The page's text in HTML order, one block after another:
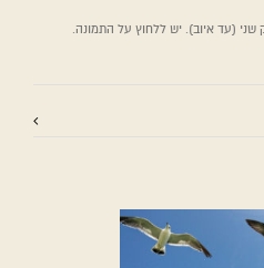
(עד איוב). יש ללחוץ על התמונה.